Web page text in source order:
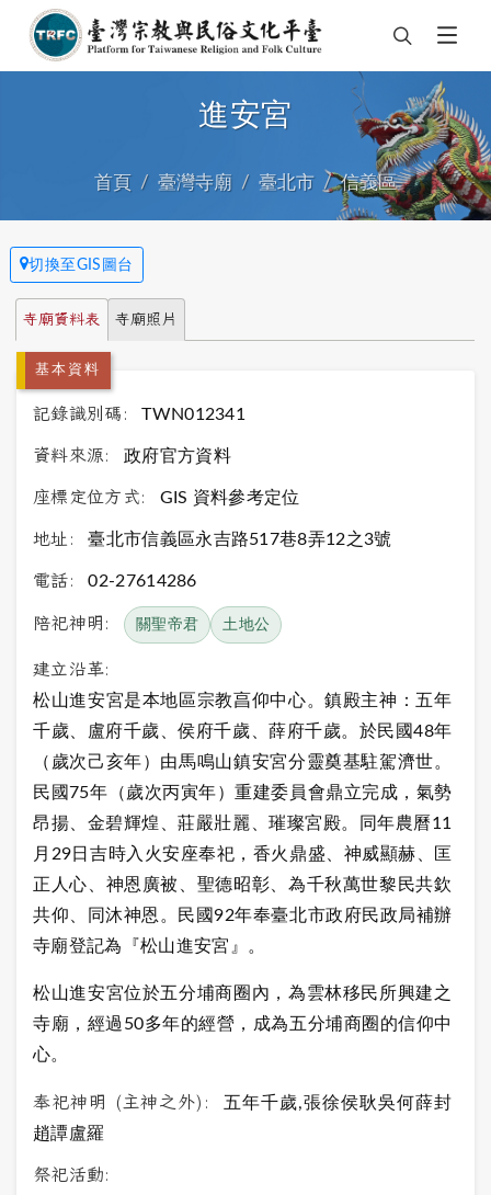
進安宮
首頁 臺灣寺廟 臺北市 信義區
切換至GIS圖台
寺廟資料表 寺廟照片
基本資料
記錄識別碼: TWN012341
資料來源: 政府官方資料
座標定位方式: GIS 資料參考定位
地址: 臺北市信義區永吉路517巷8弄12之3號
電話: 02-27614286
陪祀神明: 關聖帝君 土地公
建立沿革:
松山進安宮是本地區宗教亯仰中心。鎮殿主神：五年
千歲、盧府千歲、侯府千歲、薛府千歲。於民國48年
（歲次己亥年）由馬鳴山鎮安宮分靈奠基駐駕濟世。
民國75年（歲次丙寅年）重建委員會鼎立完成，氣勢
昂揚、金碧輝煌、莊嚴壯麗、璀璨宮殿。同年農曆11
月29日吉時入火安座奉祀，香火鼎盛、神威顯赫、匡
正人心、神恩廣被、聖德昭彰、為千秋萬世黎民共欽
共仰、同沐神恩。民國92年奉臺北市政府民政局補辦
寺廟登記為『松山進安宮』。
松山進安宮位於五分埔商圈內，為雲林移民所興建之
寺廟，經過50多年的經營，成為五分埔商圈的信仰中
心。
奉祀神明 (主神之外):
五年千歲,張徐侯耿吳何薛封
趙譚盧羅
祭祀活動: